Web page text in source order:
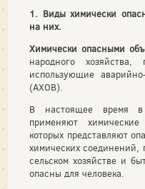
1. Виды химически
на них.
Химически опасными
народного
использующие
(АХОВ).
В настоящее время в
применяют
которых представляют
химических
сельском хозяйстве и
опасны для человека.